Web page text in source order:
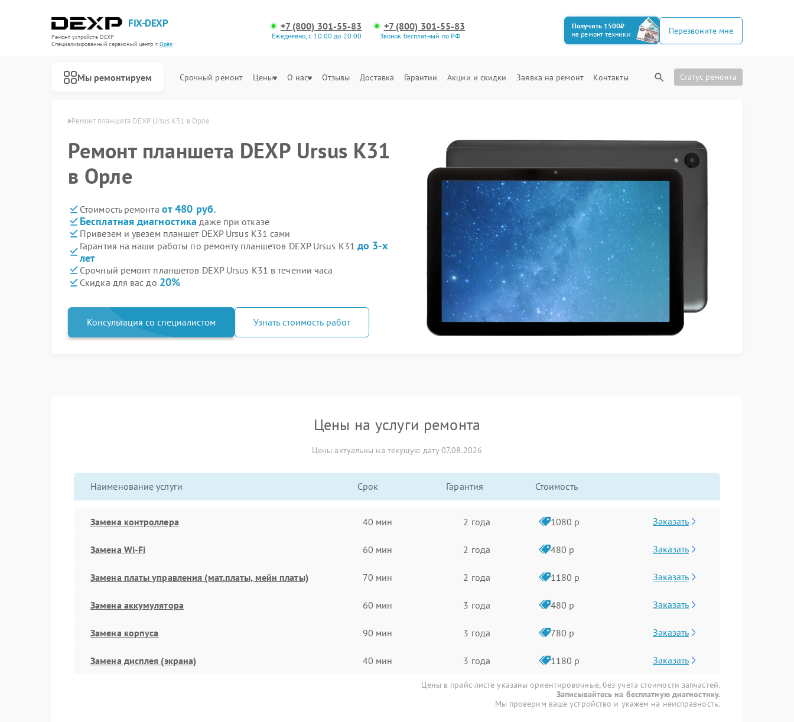
FIX-DEXP
Ремонт устройств DEXP
Специализированный cервисный центр г.Орёл
+7 (800) 301-55-83
Ежедневно, с 10:00 до 20:00
+7 (800) 301-55-83
Звонок бесплатный по РФ
Получить 1500₽
на ремонт техники
Перезвоните мне
Мы ремонтируем Срочный ремонт Цены О нас Отзывы Доставка Гарантии Акции и скидки Заявка на ремонт Контакты Статус ремонта
Ремонт планшета DEXP Ursus K31 в Орле
Ремонт планшета DEXP Ursus K31
в Орле
Стоимость ремонта от 480 руб.
Бесплатная диагностика даже при отказе
Привезем и увезем планшет DEXP Ursus K31 сами
Гарантия на наши работы по ремонту планшетов DEXP Ursus K31 до 3-х
лет
Срочный ремонт планшетов DEXP Ursus K31 в течении часа
Скидка для вас до 20%
Консультация со специалистом Узнать стоимость работ
Цены на услуги ремонта
Цены актуальны на текущую дату 07.08.2026
Наименование услуги Срок Гарантия Стоимость
Замена контроллера 40 мин 2 года 1080 р Заказать
Замена Wi-Fi 60 мин 2 года 480 р Заказать
Замена платы управления (мат.платы, мейн платы) 70 мин 2 года 1180 р Заказать
Замена аккумулятора 60 мин 3 года 480 р Заказать
Замена корпуса 90 мин 3 года 780 р Заказать
Замена дисплея (экрана) 40 мин 3 года 1180 р Заказать
Цены в прайс-листе указаны ориентировочные, без учета стоимости запчастей.
Записывайтесь на бесплатную диагностику.
Мы проверим ваше устройство и укажем на неисправность.